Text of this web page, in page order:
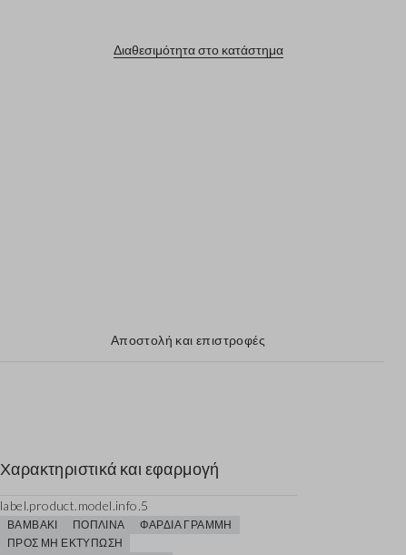
Διαθεσιμότητα στο κατάστημα
Αποστολή και επιστροφές
Χαρακτηριστικά και εφαρμογή
label.product.model.info.5
ΒΑΜΒΆΚΙ ΠΟΠΛΊΝΑ
ΦΑΡΔΙΆ ΓΡΑΜΜΉ
ΠΡΟΣ ΜΗ ΕΚΤΎΠΩΣΗ